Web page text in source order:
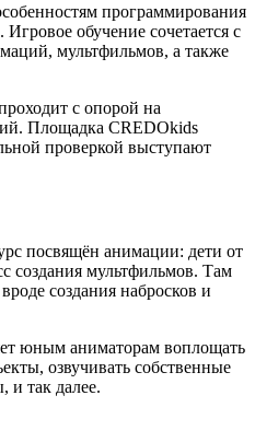
программирования
обучение сочетается с
мультфильмов, а также
с опорой на
Площадка CREDOkids
проверкой выступают
посвящён анимации: дети от
создания мультфильмов. Там
создания набросков и
юным аниматорам воплощать
озвучивать собственные
и так далее.